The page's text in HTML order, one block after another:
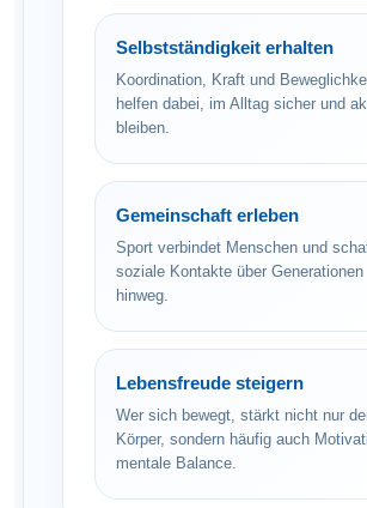
Selbstständigkeit erhalten
Koordination, Kraft und
helfen dabei, im Alltag sicher und
bleiben.
Gemeinschaft erleben
Sport verbindet Menschen und
soziale Kontakte über Generationen
hinweg.
Lebensfreude steigern
Wer sich bewegt, stärkt nicht nur
Körper, sondern häufig auch
mentale Balance.